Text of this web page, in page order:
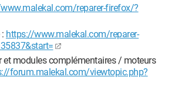
reparer-firefox/?
https://www.malekal.com/reparer-
et modules complémentaires / moteurs
forum.malekal.com/viewtopic.php?